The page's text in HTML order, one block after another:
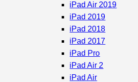
iPad Air 2019
iPad 2019
iPad 2018
iPad 2017
iPad Pro
iPad Air 2
iPad Air